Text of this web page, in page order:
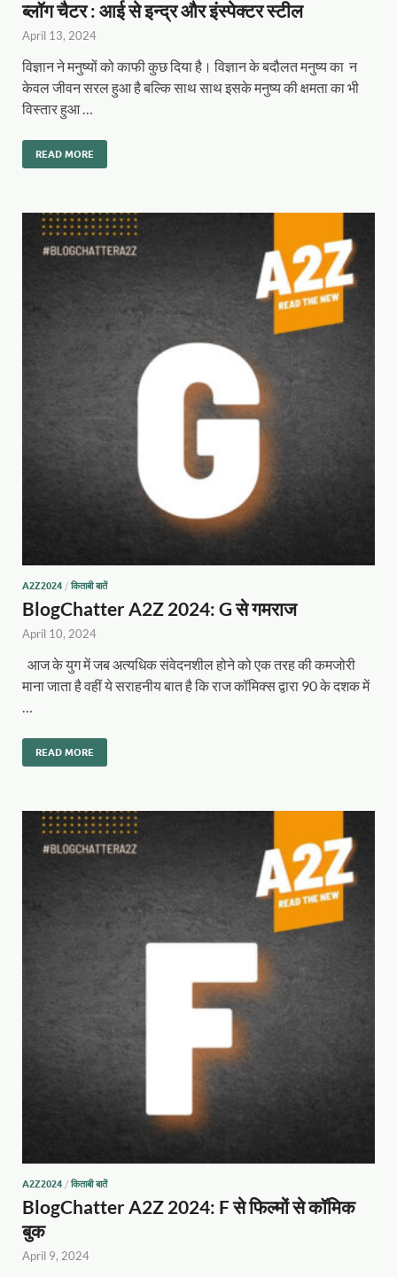
ब्लॉग चैटर : आई से इन्द्र और इंस्पेक्टर स्टील
April 13, 2024
विज्ञान ने मनुष्यों को काफी कुछ दिया है। विज्ञान के बदौलत मनुष्य का न
केवल जीवन सरल हुआ है बल्कि साथ साथ इसके मनुष्य की क्षमता का भी
विस्तार हुआ …
READ MORE
A2Z2024 / किताबी बातें
BlogChatter A2Z 2024: G से गमराज
April 10, 2024
आज के युग में जब अत्यधिक संवेदनशील होने को एक तरह की कमजोरी
माना जाता है वहीं ये सराहनीय बात है कि राज कॉमिक्स द्वारा 90 के दशक में
…
READ MORE
A2Z2024 / किताबी बातें
BlogChatter A2Z 2024: F से फिल्मों से कॉमिक
बुक
April 9, 2024